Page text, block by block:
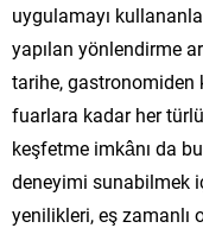
uygulamayı
yapılan yönlendirme
tarihe, gastronomiden
fuarlara kadar her
keşfetme imkânı da
deneyimi sunabilmek
yenilikleri, eş zamanlı